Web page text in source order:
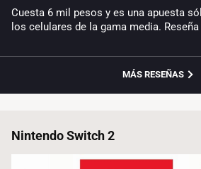
Cuesta 6 mil pesos y es una apuesta
los celulares de la gama media.
MÁS RESEÑAS
Nintendo Switch 2